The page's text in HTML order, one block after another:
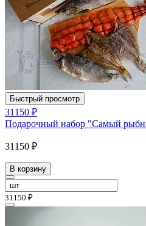
Быстрый просмотр
31150 ₽
Подарочный набор "Самый
31150 ₽
В корзину
31150 ₽